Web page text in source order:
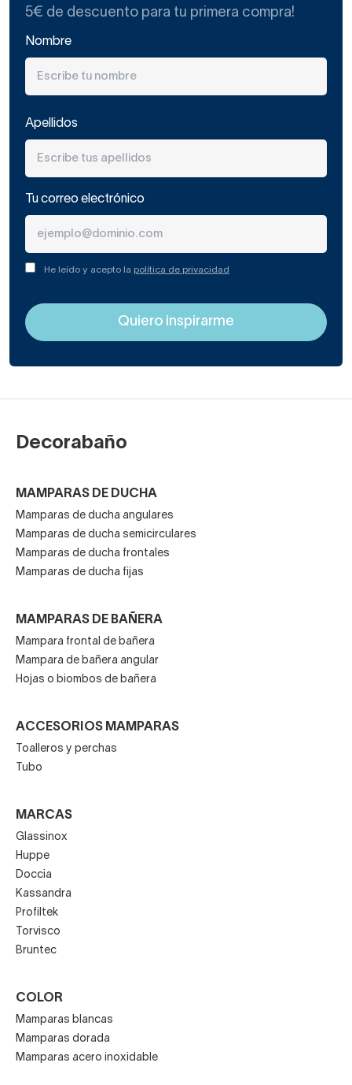
5€ de descuento para tu primera compra!
Nombre
Apellidos
Tu correo electrónico
He leído y acepto la política de privacidad
Decorabaño
MAMPARAS DE DUCHA
Mamparas de ducha angulares
Mamparas de ducha semicirculares
Mamparas de ducha frontales
Mamparas de ducha fijas
MAMPARAS DE BAÑERA
Mampara frontal de bañera
Mampara de bañera angular
Hojas o biombos de bañera
ACCESORIOS MAMPARAS
Toalleros y perchas
Tubo
MARCAS
Glassinox
Huppe
Doccia
Kassandra
Profiltek
Torvisco
Bruntec
COLOR
Mamparas blancas
Mamparas dorada
Mamparas acero inoxidable